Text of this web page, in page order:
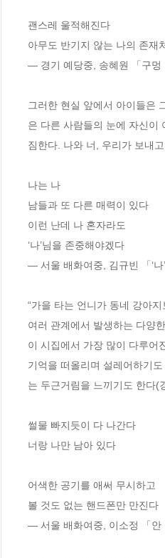
괜스레 울적해진다
아무도 반기지 않는 나의 존재
― 경기 예당중, 송혜원 「구멍
그러한 현실 앞에서 아이들은
은 다른 사람들의 눈에 자신이
짐한다. 나와 너, 우리가 보내
나는 나
남들과 또 다른 매력이 있다
이런 난데 나 혼자라도
‘나’님을 존중해야겠다
― 서울 배화여중, 김규빈 「‘
“가을 타는 언니가 동네 강아
여러 관계에서 발생하는 다양
이 시집에서 가장 많이 다루어
기억을 떠올리며 설레어하기
는 두근거림을 느끼기도 한다
썰물 빠지듯이 다 나간다
너랑 나만 남아 있다
어색한 공기를 애써 무시하고
볼 것도 없는 핸드폰만 만진다
― 서울 배화여중, 이소정 「안